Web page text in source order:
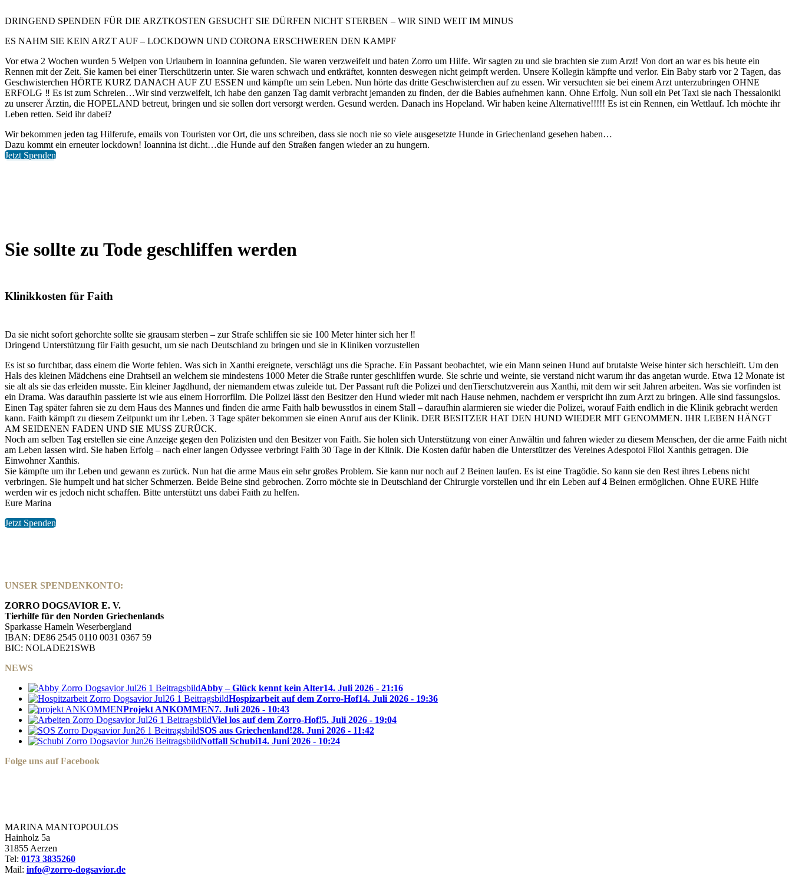
DRINGEND SPENDEN FÜR DIE ARZTKOSTEN GESUCHT SIE DÜRFEN NICHT STERBEN – WIR SIND WEIT IM MINUS
ES NAHM SIE KEIN ARZT AUF – LOCKDOWN UND CORONA ERSCHWEREN DEN KAMPF
Vor etwa 2 Wochen wurden 5 Welpen von Urlaubern in Ioannina gefunden. Sie waren verzweifelt und baten Zorro um Hilfe. Wir sagten zu und sie brachten sie zum Arzt! Von dort an war es bis heute ein
Rennen mit der Zeit. Sie kamen bei einer Tierschützerin unter. Sie waren schwach und entkräftet, konnten deswegen nicht geimpft werden. Unsere Kollegin kämpfte und verlor. Ein Baby starb vor 2 Tagen, das
Geschwisterchen HÖRTE KURZ DANACH AUF ZU ESSEN und kämpfte um sein Leben. Nun hörte das dritte Geschwisterchen auf zu essen. Wir versuchten sie bei einem Arzt unterzubringen OHNE
ERFOLG ‼️ Es ist zum Schreien…Wir sind verzweifelt, ich habe den ganzen Tag damit verbracht jemanden zu finden, der die Babies aufnehmen kann. Ohne Erfolg. Nun soll ein Pet Taxi sie nach Thessaloniki
zu unserer Ärztin, die HOPELAND betreut, bringen und sie sollen dort versorgt werden. Gesund werden. Danach ins Hopeland. Wir haben keine Alternative!!!!! Es ist ein Rennen, ein Wettlauf. Ich möchte ihr
Leben retten. Seid ihr dabei?
Wir bekommen jeden tag Hilferufe, emails von Touristen vor Ort, die uns schreiben, dass sie noch nie so viele ausgesetzte Hunde in Griechenland gesehen haben…
Dazu kommt ein erneuter lockdown! Ioannina ist dicht…die Hunde auf den Straßen fangen wieder an zu hungern.
Jetzt Spenden
Sie sollte zu Tode geschliffen werden
Klinikkosten für Faith
Da sie nicht sofort gehorchte sollte sie grausam sterben – zur Strafe schliffen sie sie 100 Meter hinter sich her ‼️
Dringend Unterstützung für Faith gesucht, um sie nach Deutschland zu bringen und sie in Kliniken vorzustellen
Es ist so furchtbar, dass einem die Worte fehlen. Was sich in Xanthi ereignete, verschlägt uns die Sprache. Ein Passant beobachtet, wie ein Mann seinen Hund auf brutalste Weise hinter sich herschleift. Um den
Hals des kleinen Mädchens eine Drahtseil an welchem sie mindestens 1000 Meter die Straße runter geschliffen wurde. Sie schrie und weinte, sie verstand nicht warum ihr das angetan wurde. Etwa 12 Monate ist
sie alt als sie das erleiden musste. Ein kleiner Jagdhund, der niemandem etwas zuleide tut. Der Passant ruft die Polizei und denTierschutzverein aus Xanthi, mit dem wir seit Jahren arbeiten. Was sie vorfinden ist
ein Drama. Was daraufhin passierte ist wie aus einem Horrorfilm. Die Polizei lässt den Besitzer den Hund wieder mit nach Hause nehmen, nachdem er verspricht ihn zum Arzt zu bringen. Alle sind fassungslos.
Einen Tag später fahren sie zu dem Haus des Mannes und finden die arme Faith halb bewusstlos in einem Stall – daraufhin alarmieren sie wieder die Polizei, worauf Faith endlich in die Klinik gebracht werden
kann. Faith kämpft zu diesem Zeitpunkt um ihr Leben. 3 Tage später bekommen sie einen Anruf aus der Klinik. DER BESITZER HAT DEN HUND WIEDER MIT GENOMMEN. IHR LEBEN HÄNGT
AM SEIDENEN FADEN UND SIE MUSS ZURÜCK.
Noch am selben Tag erstellen sie eine Anzeige gegen den Polizisten und den Besitzer von Faith. Sie holen sich Unterstützung von einer Anwältin und fahren wieder zu diesem Menschen, der die arme Faith nicht
am Leben lassen wird. Sie haben Erfolg – nach einer langen Odyssee verbringt Faith 30 Tage in der Klinik. Die Kosten dafür haben die Unterstützer des Vereines Adespotoi Filoi Xanthis getragen. Die
Einwohner Xanthis.
Sie kämpfte um ihr Leben und gewann es zurück. Nun hat die arme Maus ein sehr großes Problem. Sie kann nur noch auf 2 Beinen laufen. Es ist eine Tragödie. So kann sie den Rest ihres Lebens nicht
verbringen. Sie humpelt und hat sicher Schmerzen. Beide Beine sind gebrochen. Zorro möchte sie in Deutschland der Chirurgie vorstellen und ihr ein Leben auf 4 Beinen ermöglichen. Ohne EURE Hilfe
werden wir es jedoch nicht schaffen. Bitte unterstützt uns dabei Faith zu helfen.
Eure Marina
Jetzt Spenden
UNSER SPENDENKONTO:
ZORRO DOGSAVIOR E. V.
Tierhilfe für den Norden Griechenlands
Sparkasse Hameln Weserbergland
IBAN: DE86 2545 0110 0031 0367 59
BIC: NOLADE21SWB
NEWS
Abby – Glück kennt kein Alter14. Juli 2026 - 21:16
Hospizarbeit auf dem Zorro-Hof14. Juli 2026 - 19:36
Projekt ANKOMMEN7. Juli 2026 - 10:43
Viel los auf dem Zorro-Hof!5. Juli 2026 - 19:04
SOS aus Griechenland!28. Juni 2026 - 11:42
Notfall Schubi14. Juni 2026 - 10:24
Folge uns auf Facebook
MARINA MANTOPOULOS
Hainholz 5a
31855 Aerzen
Tel: 0173 3835260
Mail: info@zorro-dogsavior.de